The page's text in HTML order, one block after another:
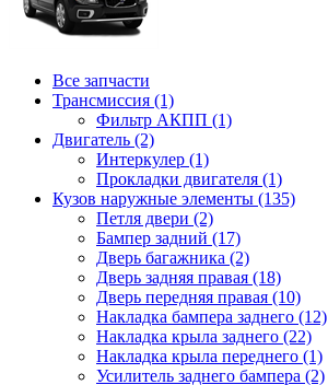
Все запчасти
Трансмиссия (1)
Фильтр АКПП (1)
Двигатель (2)
Интеркулер (1)
Прокладки двигателя (1)
Кузов наружные элементы (135)
Петля двери (2)
Бампер задний (17)
Дверь багажника (2)
Дверь задняя правая (18)
Дверь передняя правая (10)
Накладка бампера заднего (12)
Накладка крыла заднего (22)
Накладка крыла переднего (1)
Усилитель заднего бампера (2)